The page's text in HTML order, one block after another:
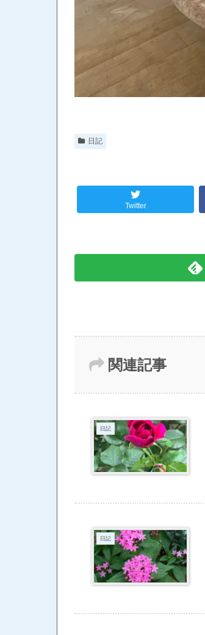
日記
Twitter
関連記事
日記
日記